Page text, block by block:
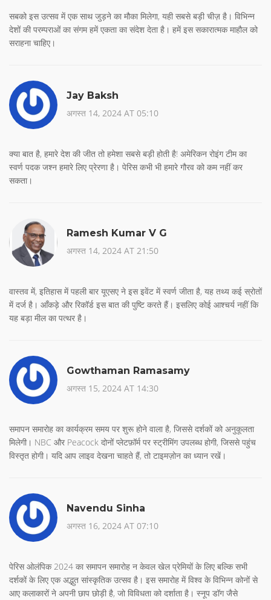
सबको इस उत्सव में एक साथ जुड़ने का मौका मिलेगा, यही सबसे बड़ी चीज़ है। विभिन्न
देशों की परम्पराओं का संगम हमें एकता का संदेश देता है। हमें इस सकारात्मक माहौल को
सराहना चाहिए।
Jay Baksh
अगस्त 14, 2024 AT 05:10
क्या बात है, हमारे देश की जीत तो हमेशा सबसे बड़ी होती है! अमेरिकन रोइंग टीम का
स्वर्ण पदक जश्न हमारे लिए प्रेरणा है। पेरिस कभी भी हमारे गौरव को कम नहीं कर
सकता।
Ramesh Kumar V G
अगस्त 14, 2024 AT 21:50
वास्तव में, इतिहास में पहली बार यूएसए ने इस इवेंट में स्वर्ण जीता है, यह तथ्य कई स्रोतों
में दर्ज है। आँकड़े और रिकॉर्ड इस बात की पुष्टि करते हैं। इसलिए कोई आश्चर्य नहीं कि
यह बड़ा मील का पत्थर है।
Gowthaman Ramasamy
अगस्त 15, 2024 AT 14:30
समापन समारोह का कार्यक्रम समय पर शुरू होने वाला है, जिससे दर्शकों को अनुकूलता
मिलेगी। NBC और Peacock दोनों प्लेटफ़ॉर्म पर स्ट्रीमिंग उपलब्ध होगी, जिससे पहुंच
विस्तृत होगी। यदि आप लाइव देखना चाहते हैं, तो टाइमज़ोन का ध्यान रखें।
Navendu Sinha
अगस्त 16, 2024 AT 07:10
पेरिस ओलंपिक 2024 का समापन समारोह न केवल खेल प्रेमियों के लिए बल्कि सभी
दर्शकों के लिए एक अद्भुत सांस्कृतिक उत्सव है। इस समारोह में विश्व के विभिन्न कोनों से
आए कलाकारों ने अपनी छाप छोड़ी है, जो विविधता को दर्शाता है। स्नूप डॉग जैसे